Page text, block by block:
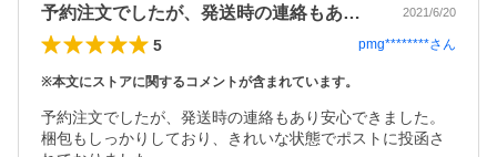
予約注文でしたが、発送時の連絡もあり安… 2021/6/20
5 pmg********さん
※本文にストアに関するコメントが含まれています。
予約注文でしたが、発送時の連絡もあり安心できました。
梱包もしっかりしており、きれいな状態でポストに投函さ